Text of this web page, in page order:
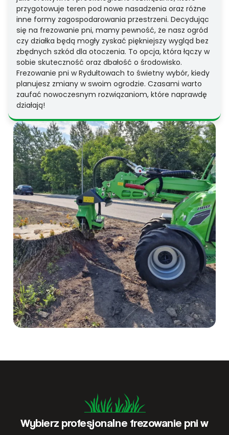
przygotowuje teren pod nowe nasadzenia oraz różne
inne formy zagospodarowania przestrzeni. Decydując
się na frezowanie pni, mamy pewność, że nasz ogród
czy działka będą mogły zyskać piękniejszy wygląd bez
zbędnych szkód dla otoczenia. To opcja, która łączy w
sobie skuteczność oraz dbałość o środowisko.
Frezowanie pni w Rydułtowach to świetny wybór, kiedy
planujesz zmiany w swoim ogrodzie. Czasami warto
zaufać nowoczesnym rozwiązaniom, które naprawdę
działają!
Wybierz profesjonalne frezowanie pni w